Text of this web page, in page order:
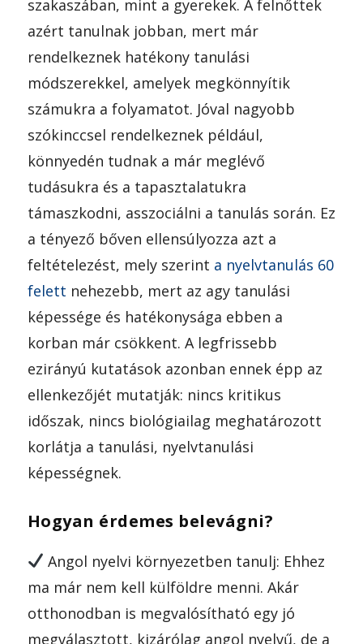
szakaszában, mint a gyerekek. A felnőttek
azért tanulnak jobban, mert már
rendelkeznek hatékony tanulási
módszerekkel, amelyek megkönnyítik
számukra a folyamatot. Jóval nagyobb
szókinccsel rendelkeznek például,
könnyedén tudnak a már meglévő
tudásukra és a tapasztalatukra
támaszkodni, asszociálni a tanulás során. Ez
a tényező bőven ellensúlyozza azt a
feltételezést, mely szerint a nyelvtanulás 60
felett nehezebb, mert az agy tanulási
képessége és hatékonysága ebben a
korban már csökkent. A legfrissebb
ezirányú kutatások azonban ennek épp az
ellenkezőjét mutatják: nincs kritikus
időszak, nincs biológiailag meghatározott
korlátja a tanulási, nyelvtanulási
képességnek.
Hogyan érdemes belevágni?
Angol nyelvi környezetben tanulj: Ehhez
ma már nem kell külföldre menni. Akár
otthonodban is megvalósítható egy jó
megválasztott, kizárólag angol nyelvű, de a